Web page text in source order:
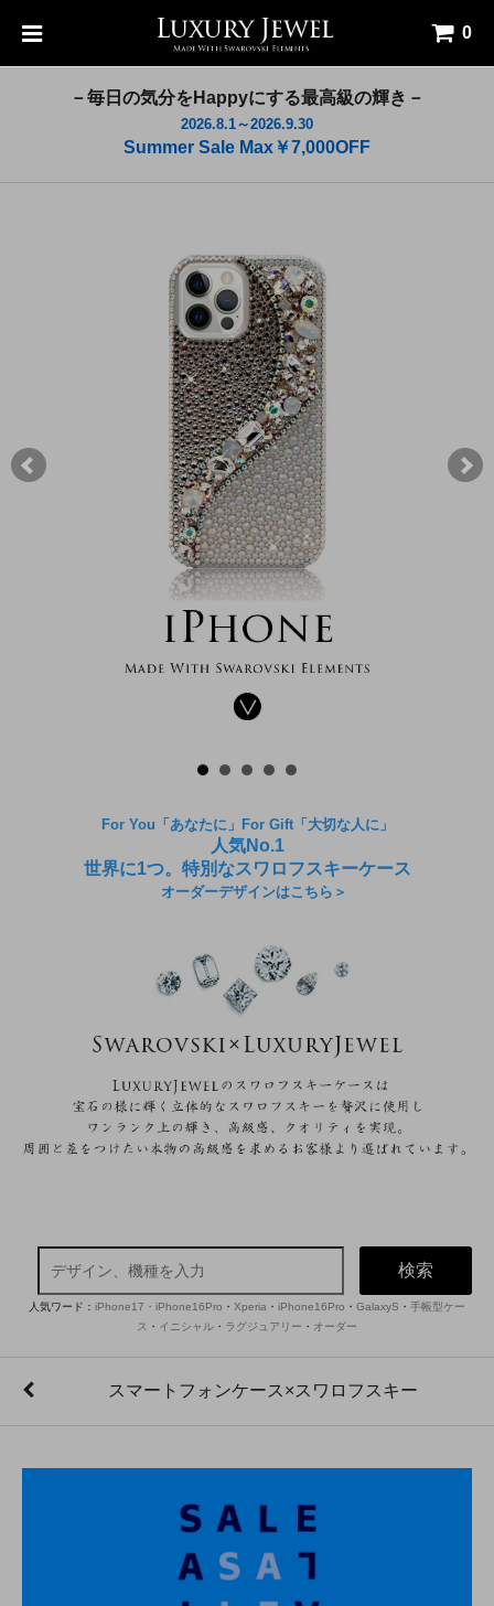
0
－毎日の気分をHappyにする最高級の輝き－
2026.8.1～2026.9.30
Summer Sale Max￥7,000OFF
For You「あなたに」For Gift「大切な人に」
人気No.1
世界に1つ。特別なスワロフスキーケース
オーダーデザインはこちら＞
検索
人気ワード： iPhone17・iPhone16Pro ・ Xperia ・ iPhone16Pro ・ GalaxyS ・ 手帳型ケー
ス ・ イニシャル ・ ラグジュアリー ・ オーダー
スマートフォンケース×スワロフスキー